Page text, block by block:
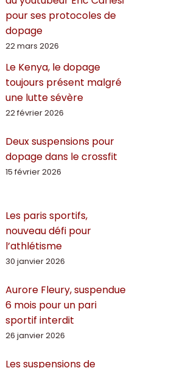
pour ses protocoles de
dopage
22 mars 2026
Le Kenya, le dopage
toujours présent malgré
une lutte sévère
22 février 2026
Deux suspensions pour
dopage dans le crossfit
15 février 2026
Les paris sportifs,
nouveau défi pour
l’athlétisme
30 janvier 2026
Aurore Fleury, suspendue
6 mois pour un pari
sportif interdit
26 janvier 2026
Les suspensions de